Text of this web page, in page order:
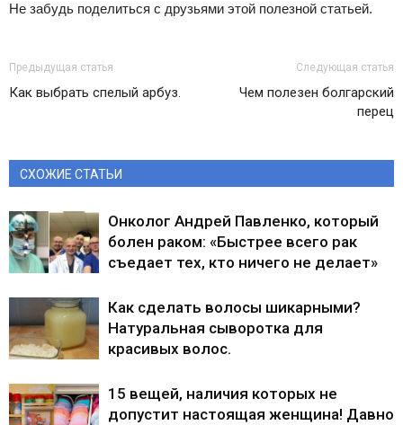
Не забудь поделиться с друзьями этой полезной статьей.
Предыдущая статья
Как выбрать спелый арбуз.
Следующая статья
Чем полезен болгарский
перец
СХОЖИЕ СТАТЬИ
Онколог Андрей Павленко, который
болен раком: «Быстрее всего рак
съедает тех, кто ничего не делает»
Как сделать волосы шикарными?
Натуральная сыворотка для
красивых волос.
15 вещей, наличия которых не
допустит настоящая женщина! Давно